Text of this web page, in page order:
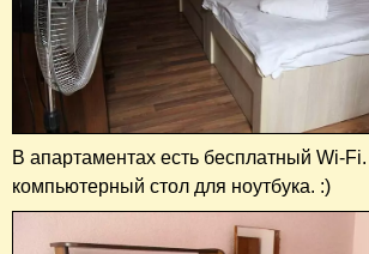
В апартаментах есть бесплатный Wi-
компьютерный стол для ноутбука. :)